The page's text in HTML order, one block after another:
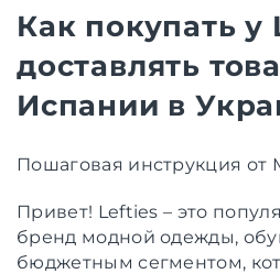
Как покупать у
доставлять
Испании в
Пошаговая инструкция от
Привет! Lefties – это
бренд модной одежды,
бюджетным сегментом,